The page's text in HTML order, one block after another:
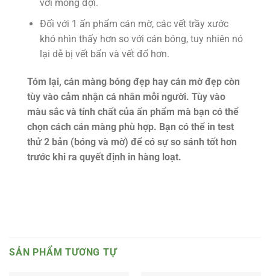
với mong đợi.
Đối với 1 ấn phẩm cán mờ, các vết trầy xước
khó nhìn thấy hơn so với cán bóng, tuy nhiên nó
lại dễ bị vết bẩn và vết đổ hơn.
Tóm lại, cán màng bóng đẹp hay cán mờ đẹp còn
tùy vào cảm nhận cá nhân mỗi người. Tùy vào
màu sắc và tính chất của ấn phẩm mà bạn có thể
chọn cách cán màng phù hợp. Bạn có thể in test
thử 2 bản (bóng và mờ) để có sự so sánh tốt hơn
trước khi ra quyết định in hàng loạt.
SẢN PHẨM TƯƠNG TỰ